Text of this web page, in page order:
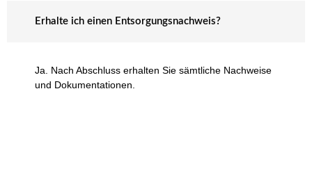
Erhalte ich einen Entsorgungsnachweis?
Ja. Nach Abschluss erhalten Sie sämtliche Nachweise
und Dokumentationen.